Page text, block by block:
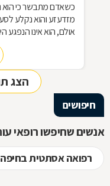
כשאדם מתבשר כי הוא
מזדעזע והוא נקלע
אולם, הוא אינו הנפגע
גם על משפחתו
על ההתמודדות עם
הצג
חיפושים
אנשים שחיפשו רופאי
רפואה אסתטית בחיפה